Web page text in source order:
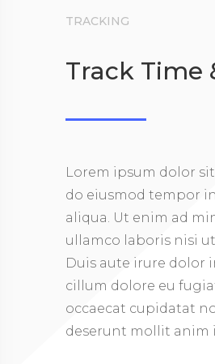
TRACKING
Track Time
Lorem ipsum dolor
do eiusmod tempor
aliqua. Ut enim ad
ullamco laboris nisi
Duis aute irure dolor
cillum dolore eu
occaecat cupidatat
deserunt mollit anim